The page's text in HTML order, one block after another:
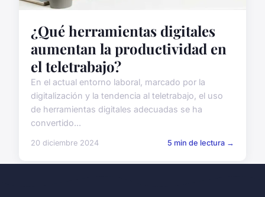
¿Qué herramientas digitales
aumentan la productividad en
el teletrabajo?
En el actual entorno laboral, marcado por la
digitalización y la tendencia al teletrabajo, el uso
de herramientas digitales adecuadas se ha
convertido...
20 diciembre 2024 5 min de lectura →